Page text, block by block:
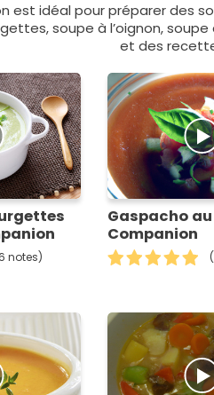
est idéal pour préparer des
soupe à l’oignon,
et des
notes)
Gaspacho au
Companion